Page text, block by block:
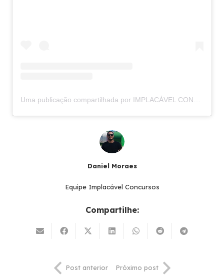
Uma publicação compartilhada por IMPLACÁVEL CONCURSOS (@implacavelconcursos)
Daniel Moraes
Equipe Implacável Concursos
Compartilhe:
Post anterior Próximo post